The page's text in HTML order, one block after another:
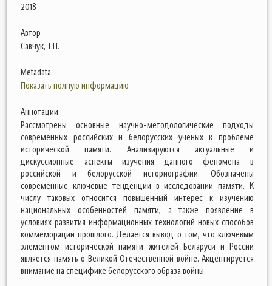
2018
Автор
Савчук, Т.П.
Metadata
Показать полную информацию
Аннотации
Рассмотрены основные научно-методологические подходы
современных российских и белорусских ученых к проблеме
исторической памяти. Анализируются актуальные и
дискуссионные аспекты изучения данного феномена в
российской и белорусской историографии. Обозначены
современные ключевые тенденции в исследовании памяти. К
числу таковых относится повышенный интерес к изучению
национальных особенностей памяти, а также появление в
условиях развития информационных технологий новых способов
коммеморации прошлого. Делается вывод о том, что ключевым
элементом исторической памяти жителей Беларуси и России
является память о Великой Отечественной войне. Акцентируется
внимание на специфике белорусского образа войны.